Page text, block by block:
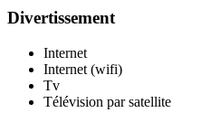
Divertissement
Internet
Internet (wifi)
Tv
Télévision par satellite